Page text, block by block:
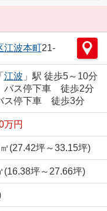
江波本町21-
「 江波 」駅 徒歩5～10分
バス停下車 徒歩2分
ス停下車 徒歩3分
万円
(27.42坪～33.15坪)
(16.38坪～27.66坪)